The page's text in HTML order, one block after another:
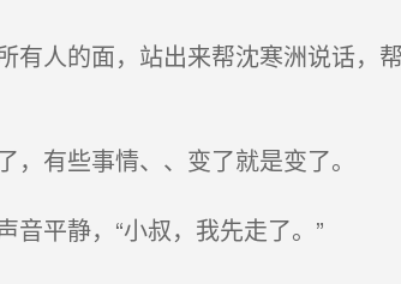
人的面，站出来帮沈寒洲说话，
有些事情、、变了就是变了。
平静，“小叔，我先走了。”